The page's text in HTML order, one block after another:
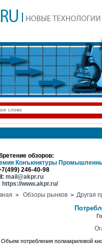
обзоров:
Конъюнктуры
246-40-98
mail@akpr.ru
https://www.akpr.ru/
> Обзоры рынков > Другая
Объем потребления полиакриловой